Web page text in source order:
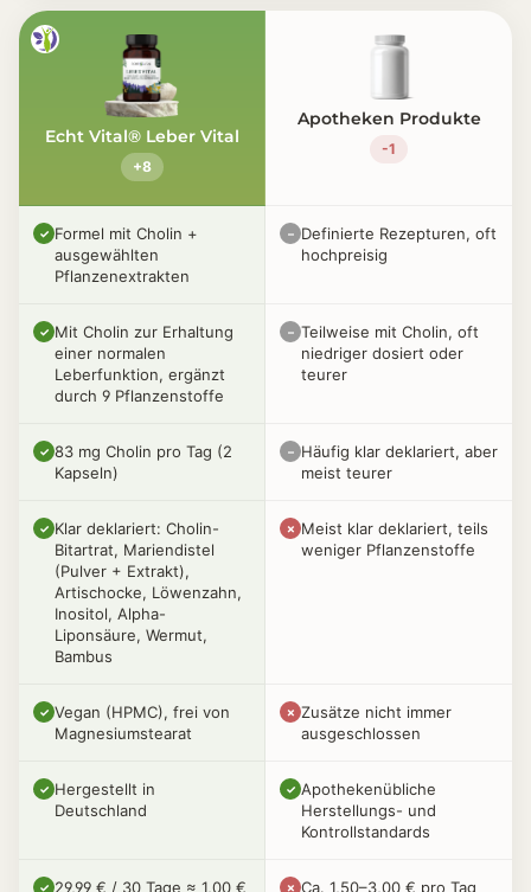
Echt Vital® Leber Vital
+8
Apotheken Produkte
-1
✓ Formel mit Cholin +
ausgewählten
Pflanzenextrakten
–
Definierte Rezepturen, oft
hochpreisig
✓ Mit Cholin zur Erhaltung
einer normalen
Leberfunktion, ergänzt
durch 9 Pflanzenstoffe
– Teilweise mit Cholin, oft
niedriger dosiert oder
teurer
✓ 83 mg Cholin pro Tag (2
Kapseln)
–
Häufig klar deklariert, aber
meist teurer
✓ Klar deklariert: Cholin-
Bitartrat, Mariendistel
(Pulver + Extrakt),
Artischocke, Löwenzahn,
Inositol, Alpha-
Liponsäure, Wermut,
Bambus
✗ Meist klar deklariert, teils
weniger Pflanzenstoffe
✓ Vegan (HPMC), frei von
Magnesiumstearat
✗ Zusätze nicht immer
ausgeschlossen
✓ Hergestellt in
Deutschland
✓ Apothekenübliche
Herstellungs- und
Kontrollstandards
✓ 29,99 € / 30 Tage ≈ 1,00 € ✗ Ca. 1,50–3,00 € pro Tag